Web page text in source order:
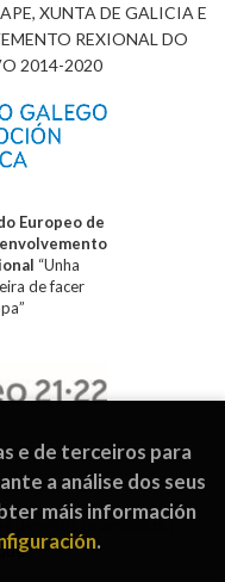
XUNTA DE GALICIA E
REXIONAL DO
2014-2020
Europeo de
“Unha
de facer
dereitos reservados |
e de terceiros para
a análise dos seus
máis información
.